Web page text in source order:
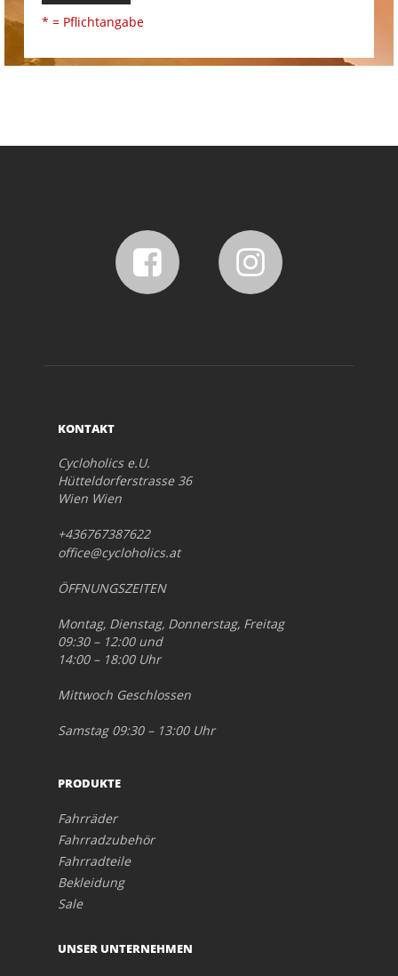
* = Pflichtangabe
KONTAKT
Cycloholics e.U.
Hütteldorferstrasse 36
Wien Wien
+436767387622
office@cycloholics.at
ÖFFNUNGSZEITEN
Montag, Dienstag, Donnerstag, Freitag
09:30 – 12:00 und
14:00 – 18:00 Uhr
Mittwoch Geschlossen
Samstag 09:30 – 13:00 Uhr
PRODUKTE
Fahrräder
Fahrradzubehör
Fahrradteile
Bekleidung
Sale
UNSER UNTERNEHMEN